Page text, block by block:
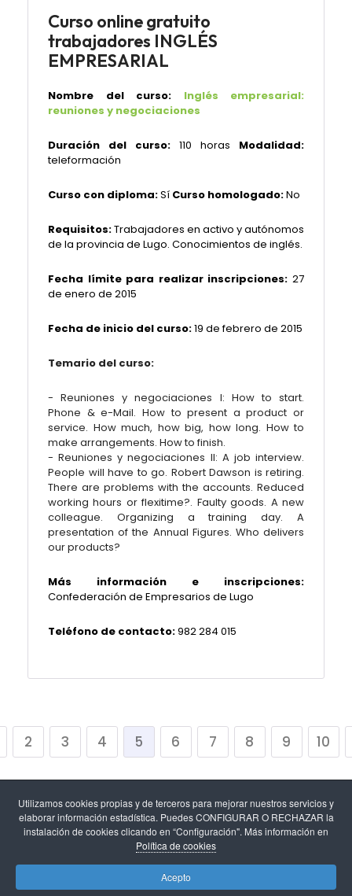
Utilizamos cookies propias y de terceros para mejorar nuestros servicios y
elaborar información estadística. Puedes CONFIGURAR O RECHAZAR la
instalación de cookies clicando en “Configuración". Más información en
Política de cookies
Acepto
Curso online gratuito
trabajadores INGLÉS
EMPRESARIAL
Nombre del curso:
Inglés empresarial:
reuniones y negociaciones
Duración del curso: 110 horas Modalidad:
teleformación
Curso con diploma:Sí Curso homologado:No
Requisitos:Trabajadores en activo y autónomos
de la provincia de Lugo. Conocimientos de inglés.
Fecha límite para realizar inscripciones: 27
de enero de 2015
Fecha de inicio del curso:19 de febrero de 2015
Temario del curso:
- Reuniones y negociaciones I: How to start.
Phone & e-Mail. How to present a product or
service. How much, how big, how long. How to
make arrangements. How to finish.
- Reuniones y negociaciones II: A job interview.
People will have to go. Robert Dawson is retiring.
There are problems with the accounts. Reduced
working hours or flexitime?. Faulty goods. A new
colleague. Organizing a training day. A
presentation of the Annual Figures. Who delivers
our products?
Más información e inscripciones:
Confederación de Empresarios de Lugo
Teléfono de contacto:982 284 015
2 3 4 5 6 7 8 9 10
Política de cookies y configuración de
cookies-Protección de datos.